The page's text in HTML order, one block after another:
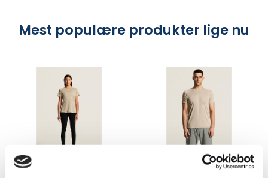
Mest populære produkter lige nu
NEW1909879
Craft CORE Unify
Craft CORE Unify